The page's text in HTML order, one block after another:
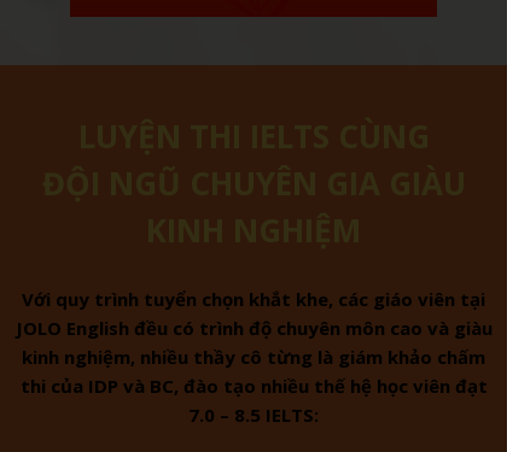
Với quy trình tuyển chọn khắt khe, các giáo viên tại
JOLO English đều có trình độ chuyên môn cao và giàu
kinh nghiệm, nhiều thầy cô từng là giám khảo chấm
thi của IDP và BC, đào tạo nhiều thế hệ học viên đạt
7.0 – 8.5 IELTS: